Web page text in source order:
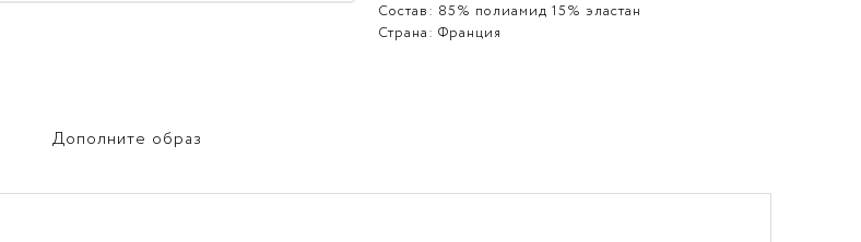
Состав: 85% полиамид 15% эластан
Страна: Франция
Дополните образ